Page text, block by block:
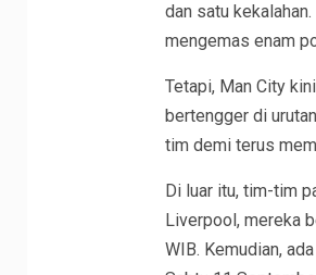
dan satu
mengemas enam
Tetapi, Man City
bertengger di
tim demi terus
Di luar itu, tim-tim
Liverpool, mereka
WIB. Kemudian,